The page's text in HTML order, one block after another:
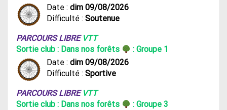
Date : dim 09/08/2026
Difficulté : Soutenue
PARCOURS LIBRE VTT
Sortie club : Dans nos forêts
: Groupe 1
Date : dim 09/08/2026
Difficulté : Sportive
PARCOURS LIBRE VTT
Sortie club : Dans nos forêts
: Groupe 3